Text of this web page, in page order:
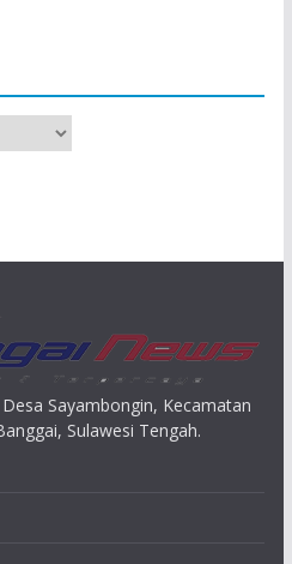
Sayambongin, Kecamatan
Sulawesi Tengah.